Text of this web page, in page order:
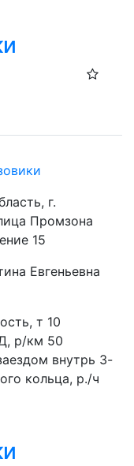
г.
Промзона
15
Евгеньевна
т 10
р/км 50
внутрь 3-
кольца, р./ч